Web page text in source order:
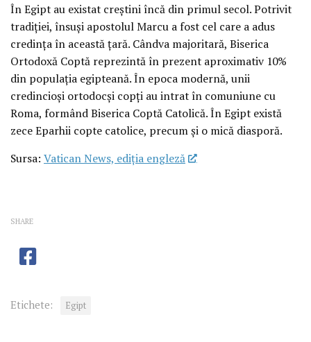
În Egipt au existat creștini încă din primul secol. Potrivit
tradiției, însuși apostolul Marcu a fost cel care a adus
credința în această țară. Cândva majoritară, Biserica
Ortodoxă Coptă reprezintă în prezent aproximativ 10%
din populația egipteană. În epoca modernă, unii
credincioși ortodocși copți au intrat în comuniune cu
Roma, formând Biserica Coptă Catolică. În Egipt există
zece Eparhii copte catolice, precum și o mică diasporă.
Sursa: Vatican News, ediția engleză
SHARE
Etichete: Egipt